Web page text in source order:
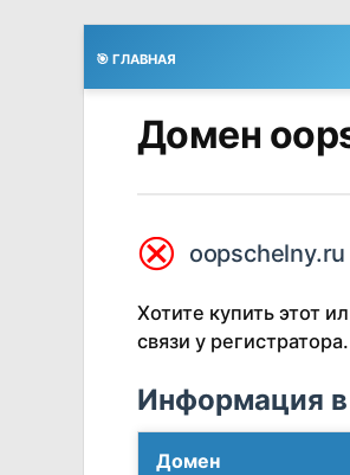
🎯 ГЛАВНАЯ
Домен
⮿ oopschelny.ru
Хотите купить этот
связи у регистратора.
Информация в
Домен